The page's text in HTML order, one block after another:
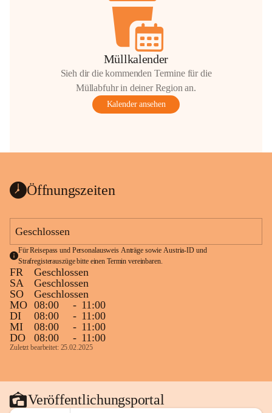
Müllkalender
Sieh dir die kommenden Termine für die
Müllabfuhr in deiner Region an.
Kalender ansehen
Öffnungszeiten
Geschlossen
Für Reisepass und Personalausweis Anträge sowie Austria-ID und
Strafregisterauszüge bitte einen Termin vereinbaren.
FR
Geschlossen
SA
Geschlossen
SO
Geschlossen
MO 08:00 - 11:00
DI
08:00 - 11:00
MI
08:00 - 11:00
DO
08:00 - 11:00
Zuletzt bearbeitet: 25.02.2025
Veröffentlichungsportal